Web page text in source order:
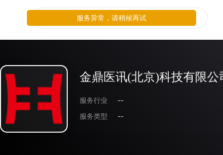
金鼎医讯(北京)科技有限公
服务行业
--
服务类型
--
服务异常，请稍候再试